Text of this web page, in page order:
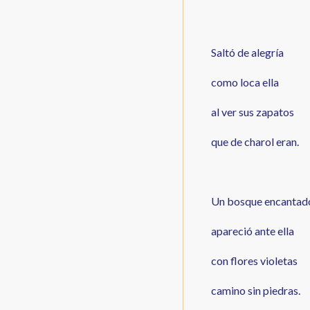
Saltó de alegría
como loca ella
al ver sus zapatos
que de charol eran.
Un bosque
apareció ante ella
con flores violetas
camino sin piedras.